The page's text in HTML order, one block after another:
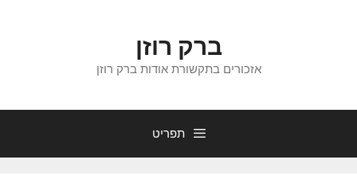
ברק רוזן
אזכורים בתקשורת אודות ברק רוזן
תפריט